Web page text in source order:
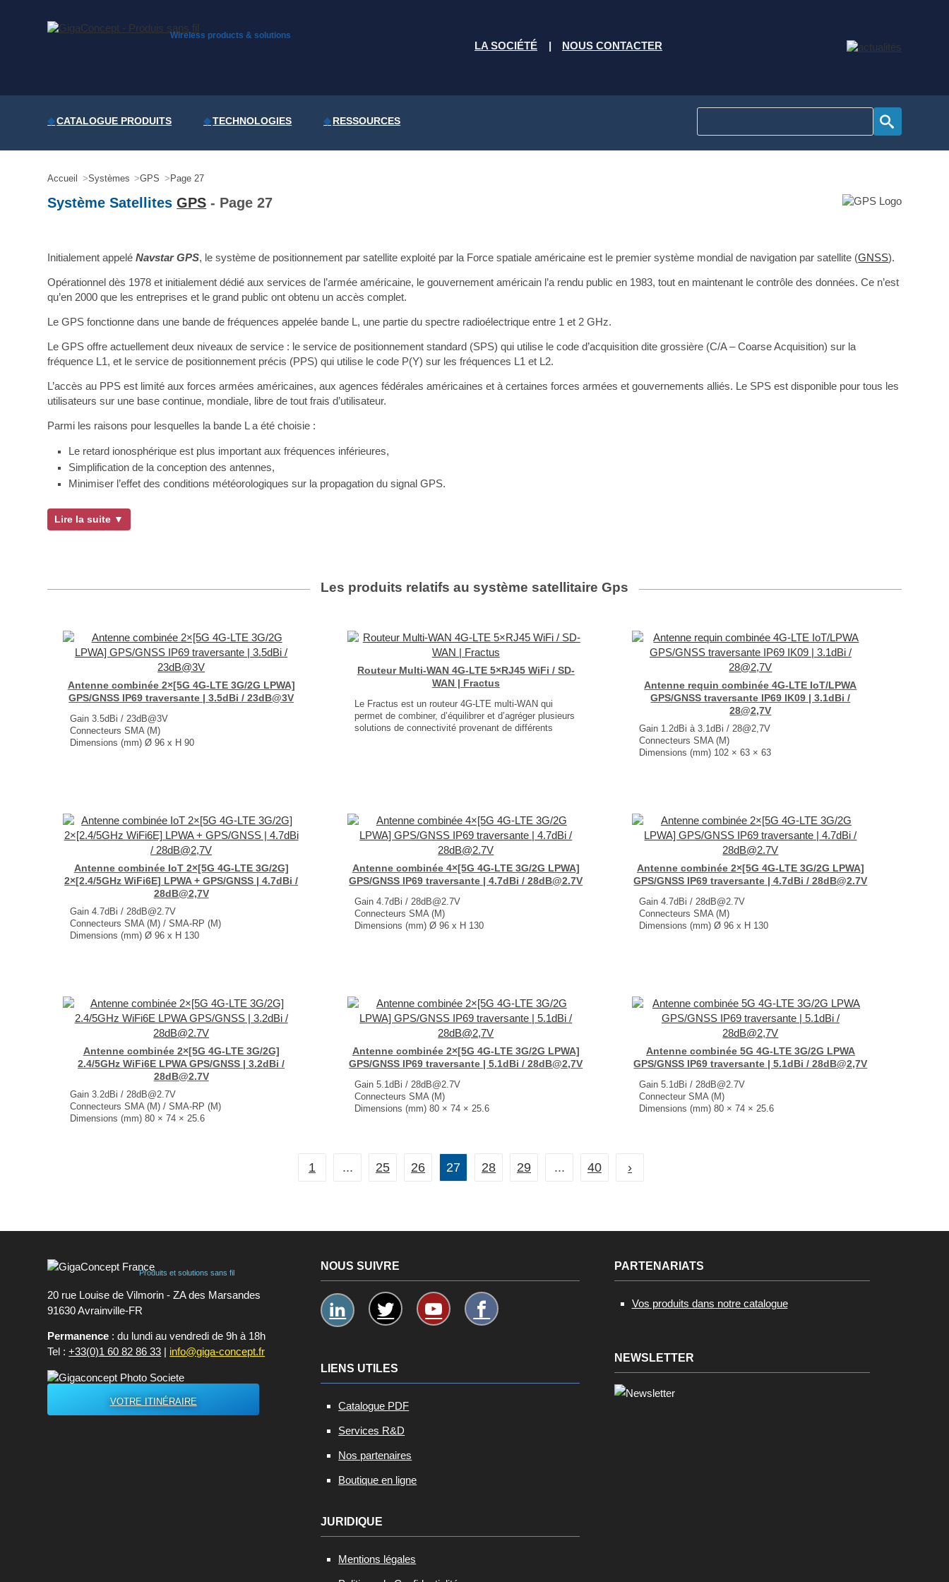
Wireless products & solutions
LA SOCIÉTÉ NOUS CONTACTER
CATALOGUE PRODUITS TECHNOLOGIES RESSOURCES
Accueil Systèmes GPS Page 27
Système SatellitesGPS - Page 27
Initialement appeléNavstar GPS, le système de positionnement par satellite exploité par la Force spatiale américaine est le premier système mondial de navigation par satellite (GNSS).
Opérationnel dès 1978 et initialement dédié aux services de l’armée américaine, le gouvernement américain l’a rendu public en 1983, tout en maintenant le contrôle des données. Ce n’est
qu’en 2000 que les entreprises et le grand public ont obtenu un accès complet.
Le GPS fonctionne dans une bande de fréquences appelée bande L, une partie du spectre radioélectrique entre 1 et 2 GHz.
Le GPS offre actuellement deux niveaux de service : le service de positionnement standard (SPS) qui utilise le code d’acquisition dite grossière (C/A – Coarse Acquisition) sur la
fréquence L1, et le service de positionnement précis (PPS) qui utilise le code P(Y) sur les fréquences L1 et L2.
L’accès au PPS est limité aux forces armées américaines, aux agences fédérales américaines et à certaines forces armées et gouvernements alliés. Le SPS est disponible pour tous les
utilisateurs sur une base continue, mondiale, libre de tout frais d’utilisateur.
Parmi les raisons pour lesquelles la bande L a été choisie :
Le retard ionosphérique est plus important aux fréquences inférieures,
Simplification de la conception des antennes,
Minimiser l’effet des conditions météorologiques sur la propagation du signal GPS.
Lire la suite ▼
Les produits relatifs au système satellitaire Gps
Antenne combinée 2×[5G 4G-LTE 3G/2G LPWA]
GPS/GNSS IP69 traversante | 3.5dBi / 23dB@3V
Gain 3.5dBi / 23dB@3V
Connecteurs SMA (M)
Dimensions (mm) Ø 96 x H 90
Routeur Multi-WAN 4G-LTE 5×RJ45 WiFi / SD-
WAN | Fractus
Le Fractus est un routeur 4G-LTE multi-WAN qui
permet de combiner, d’équilibrer et d’agréger plusieurs
solutions de connectivité provenant de différents
...
Antenne requin combinée 4G-LTE IoT/LPWA
GPS/GNSS traversante IP69 IK09 | 3.1dBi /
28@2,7V
Gain 1.2dBi à 3.1dBi / 28@2,7V
Connecteurs SMA (M)
Dimensions (mm) 102 × 63 × 63
Antenne combinée IoT 2×[5G 4G-LTE 3G/2G]
2×[2.4/5GHz WiFi6E] LPWA + GPS/GNSS | 4.7dBi /
28dB@2,7V
Gain 4.7dBi / 28dB@2.7V
Connecteurs SMA (M) / SMA-RP (M)
Dimensions (mm) Ø 96 x H 130
Antenne combinée 4×[5G 4G-LTE 3G/2G LPWA]
GPS/GNSS IP69 traversante | 4.7dBi / 28dB@2.7V
Gain 4.7dBi / 28dB@2.7V
Connecteurs SMA (M)
Dimensions (mm) Ø 96 x H 130
Antenne combinée 2×[5G 4G-LTE 3G/2G LPWA]
GPS/GNSS IP69 traversante | 4.7dBi / 28dB@2.7V
Gain 4.7dBi / 28dB@2.7V
Connecteurs SMA (M)
Dimensions (mm) Ø 96 x H 130
Antenne combinée 2×[5G 4G-LTE 3G/2G]
2.4/5GHz WiFi6E LPWA GPS/GNSS | 3.2dBi /
28dB@2.7V
Gain 3.2dBi / 28dB@2.7V
Connecteurs SMA (M) / SMA-RP (M)
Dimensions (mm) 80 × 74 × 25.6
Antenne combinée 2×[5G 4G-LTE 3G/2G LPWA]
GPS/GNSS IP69 traversante | 5.1dBi / 28dB@2,7V
Gain 5.1dBi / 28dB@2.7V
Connecteurs SMA (M)
Dimensions (mm) 80 × 74 × 25.6
Antenne combinée 5G 4G-LTE 3G/2G LPWA
GPS/GNSS IP69 traversante | 5.1dBi / 28dB@2,7V
Gain 5.1dBi / 28dB@2.7V
Connecteur SMA (M)
Dimensions (mm) 80 × 74 × 25.6
1 ... 25 26 27 28 29 ... 40 ›
Produits et solutions sans fil
20 rue Louise de Vilmorin - ZA des Marsandes
91630 Avrainvilleㅤ-ㅤFR
Permanence : du lundi au vendredi de 9h à 18h
Tel :+33(0)1 60 82 86 33 info@giga-concept.fr
VOTRE ITINÉRAIRE
NOUS SUIVRE
LIENS UTILES
Catalogue PDF
Services R&D
Nos partenaires
Boutique en ligne
JURIDIQUE
Mentions légales
PARTENARIATS
Vos produits dans notre catalogue
NEWSLETTER